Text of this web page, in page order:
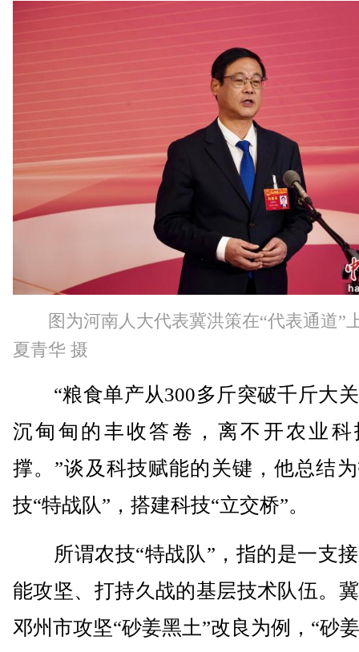
图为河南人大代表冀洪策在“代表通道”
夏青华 摄
“粮食单产从300多斤突破千斤大
沉甸甸的丰收答卷，离不开农业科
撑。”谈及科技赋能的关键，他总结
技“特战队”，搭建科技“立交桥”。
所谓农技“特战队”，指的是一支
能攻坚、打持久战的基层技术队伍。
邓州市攻坚“砂姜黑土”改良为例，“砂